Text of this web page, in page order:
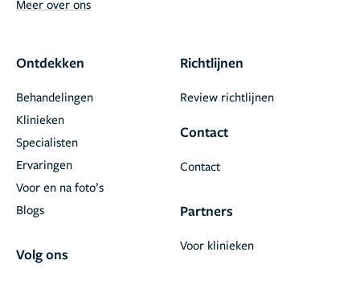
Meer over ons
Ontdekken
Behandelingen
Klinieken
Specialisten
Ervaringen
Voor en na foto’s
Blogs
Volg ons
Richtlijnen
Review richtlijnen
Contact
Contact
Partners
Voor klinieken